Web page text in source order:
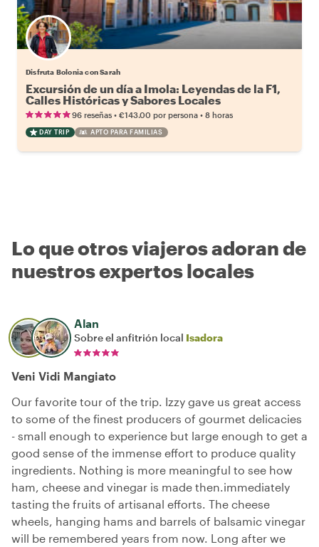
Disfruta Bolonia con Sarah
Excursión de un día a Imola: Leyendas de la F1,
Calles Históricas y Sabores Locales
96 reseñas • €143.00 por persona • 8 horas
DAY TRIP APTO PARA FAMILIAS
Lo que otros viajeros adoran de
nuestros expertos locales
Alan
Sobre el anfitrión local Isadora
Veni Vidi Mangiato
Our favorite tour of the trip. Izzy gave us great access
to some of the finest producers of gourmet delicacies
- small enough to experience but large enough to get a
good sense of the immense effort to produce quality
ingredients. Nothing is more meaningful to see how
ham, cheese and vinegar is made then.immediately
tasting the fruits of artisanal efforts. The cheese
wheels, hanging hams and barrels of balsamic vinegar
will be remembered years from now. Long after we